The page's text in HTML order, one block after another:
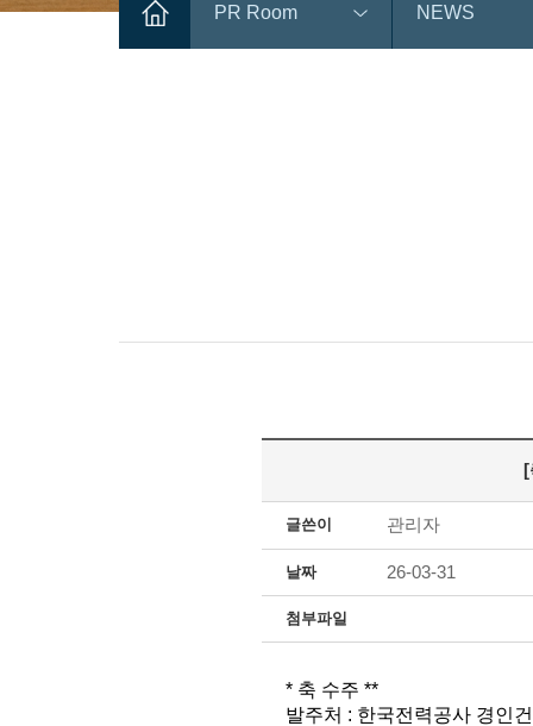
PR Room NEWS
[
글쓴이 관리자
날짜 26-03-31
첨부파일
* 축 수주 **
발주처 : 한국전력공사 경인